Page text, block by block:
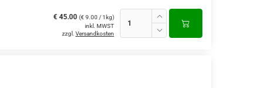
€ 45.00 (€ 9.00 / 1kg)
inkl. MWST
zzgl. Versandkosten